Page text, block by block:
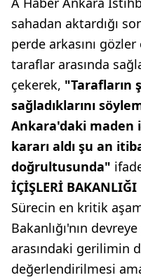
sahadan aktardığı
perde arkasını
taraflar arasında
çekerek, "Tarafların
sağladıklarını
Ankara'daki
kararı aldı şu an
doğrultusunda"
İÇİŞLERİ BAKANLIĞI
Sürecin en kritik
Bakanlığı'nın
arasındaki gerilimin
değerlendirilmesi